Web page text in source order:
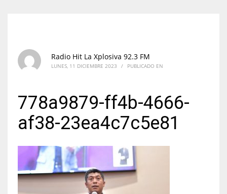
Radio Hit La Xplosiva 92.3 FM
LUNES, 11 DICIEMBRE 2023 / PUBLICADO EN
778a9879-ff4b-4666-
af38-23ea4c7c5e81